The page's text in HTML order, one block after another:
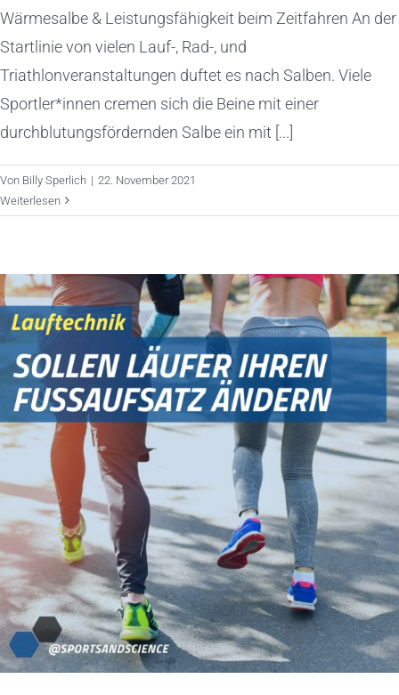
Wärmesalbe & Leistungsfähigkeit beim Zeitfahren An der
Startlinie von vielen Lauf-, Rad-, und
Triathlonveranstaltungen duftet es nach Salben. Viele
Sportler*innen cremen sich die Beine mit einer
durchblutungsfördernden Salbe ein mit [...]
Von Billy Sperlich | 22. November 2021
Weiterlesen